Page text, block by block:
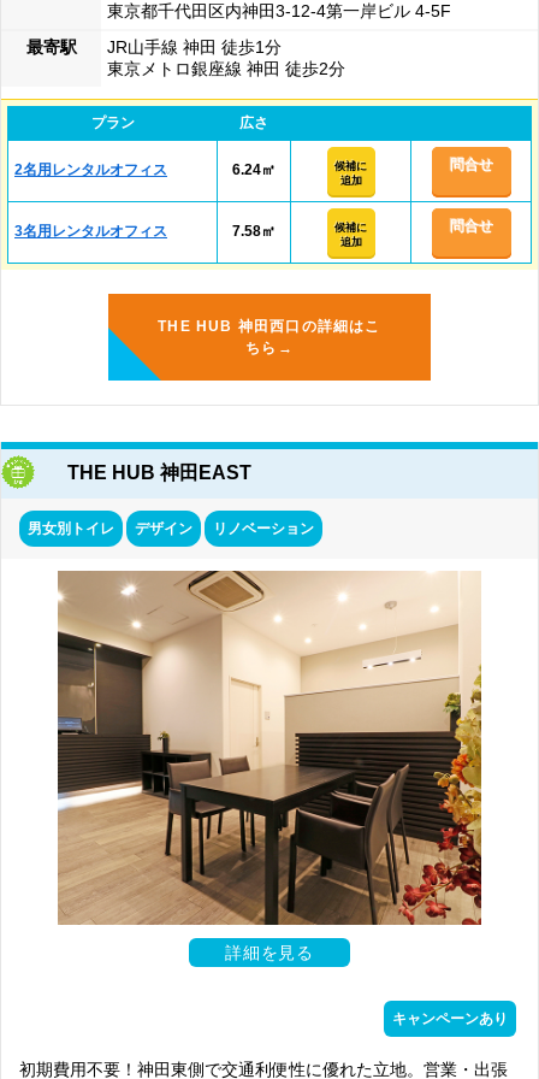
東京都千代田区内神田3-12-4第一岸ビル 4-5F
最寄駅
JR山手線 神田 徒歩1分
東京メトロ銀座線 神田 徒歩2分
プラン 広さ
2名用レンタルオフィス 6.24㎡
候補に
追加
問合せ
3名用レンタルオフィス 7.58㎡
候補に
追加
問合せ
THE HUB 神田西口の詳細はこ
ちら→
THE HUB 神田EAST
男女別トイレ デザイン リノベーション
詳細を見る
キャンペーンあり
初期費用不要！神田東側で交通利便性に優れた立地。営業・出張